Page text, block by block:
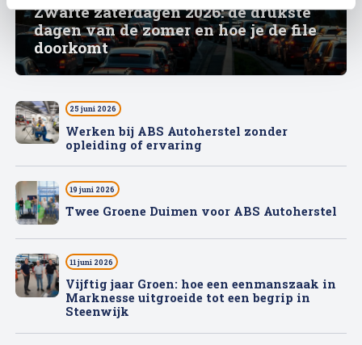
Zwarte zaterdagen 2026: de drukste
dagen van de zomer en hoe je de file
doorkomt
25 juni 2026
Werken bij ABS Autoherstel zonder
opleiding of ervaring
19 juni 2026
Twee Groene Duimen voor ABS Autoherstel
11 juni 2026
Vijftig jaar Groen: hoe een eenmanszaak in
Marknesse uitgroeide tot een begrip in
Steenwijk